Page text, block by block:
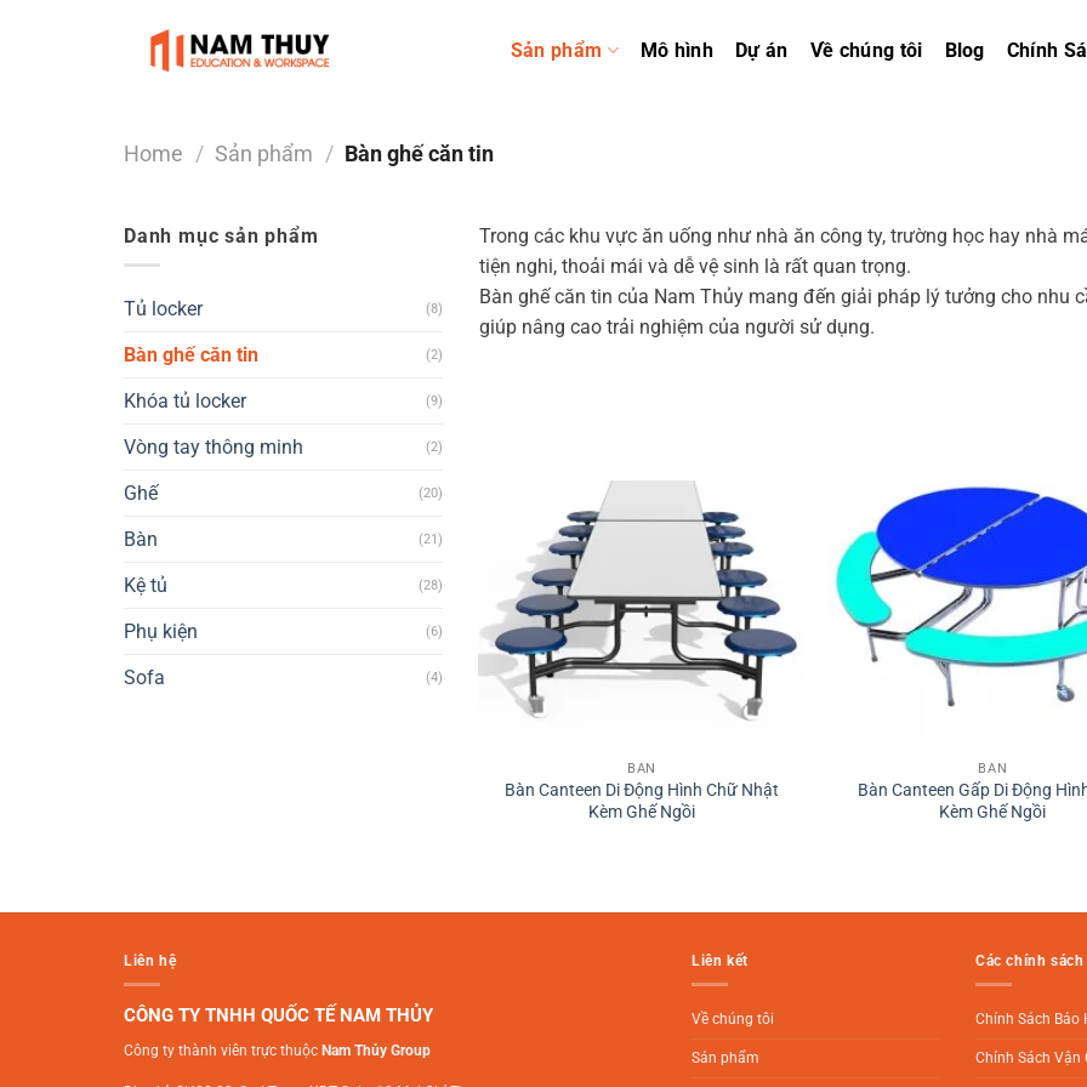
Sản phẩm Mô hình Dự án Về chúng tôi Blog Chính
Home / Sản phẩm / Bàn ghế căn tin
Danh mục sản phẩm
Tủ locker (8)
Bàn ghế căn tin (2)
Khóa tủ locker (9)
Vòng tay thông minh (2)
Ghế (20)
Bàn (21)
Kệ tủ (28)
Phụ kiện (6)
Sofa (4)
Trong các khu vực ăn uống như nhà ăn công ty, trường học hay nhà
tiện nghi, thoải mái và dễ vệ sinh là rất quan trọng.
Bàn ghế căn tin của Nam Thủy mang đến giải pháp lý tưởng cho nhu
giúp nâng cao trải nghiệm của người sử dụng.
BÀN
Bàn Canteen Di Động Hình Chữ Nhật
Kèm Ghế Ngồi
BÀN
Bàn Canteen Gấp Di Động
Kèm Ghế Ngồi
Liên hệ
CÔNG TY TNHH QUỐC TẾ NAM THỦY
Công ty thành viên trực thuộc Nam Thủy Group
Liên kết
Về chúng tôi
Sản phẩm
Các chính sách
Chính Sách Bảo
Chính Sách Vận